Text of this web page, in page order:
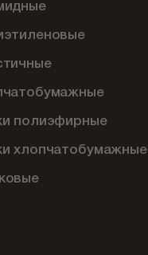
полиэфирные
хлопчатобумажные